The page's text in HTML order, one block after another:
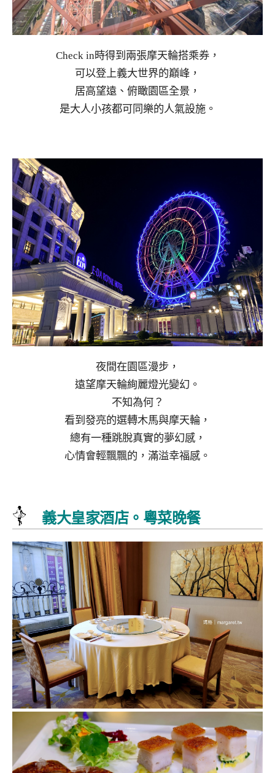
Check in時得到兩張摩天輪搭乘券，
可以登上義大世界的巔峰，
居高望遠、俯瞰園區全景，
是大人小孩都可同樂的人氣設施。
夜間在園區漫步，
遠望摩天輪絢麗燈光變幻。
不知為何？
看到發亮的選轉木馬與摩天輪，
總有一種跳脫真實的夢幻感，
心情會輕飄飄的，滿溢幸福感。
義大皇家酒店。粵菜晚餐